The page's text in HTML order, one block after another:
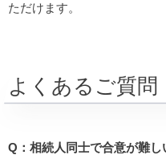
ただけます。
よくあるご質問
Q：相続人同士で合意が難